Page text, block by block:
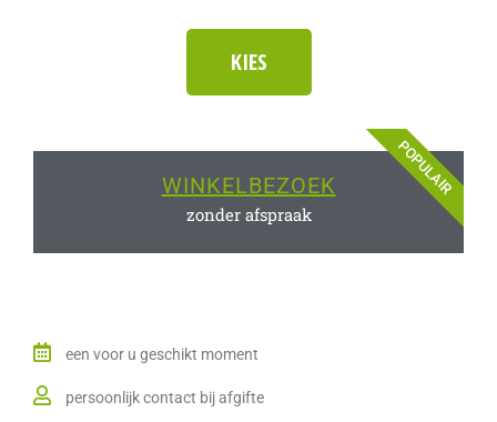
KIES
POPULAIR
WINKELBEZOEK
zonder afspraak
een voor u geschikt moment
persoonlijk contact bij afgifte